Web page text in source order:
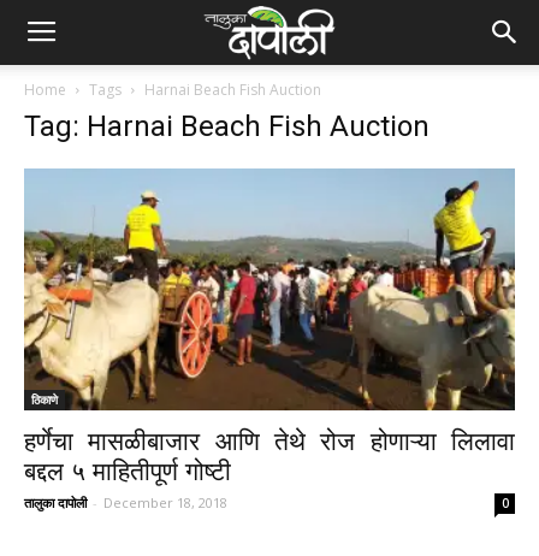
Home Tags Harnai Beach Fish Auction
Tag: Harnai Beach Fish Auction
ठिकाणे
हर्णेचा मासळीबाजार आणि तेथे रोज होणाऱ्या लिलावा
बद्दल ५ माहितीपूर्ण गोष्टी
तालुका दापोली - December 18, 2018 0